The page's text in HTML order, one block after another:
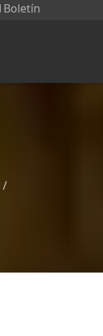
Boletín
/